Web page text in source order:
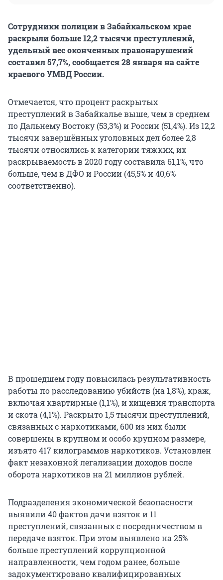
Сотрудники полиции в Забайкальском крае
раскрыли больше 12,2 тысячи преступлений,
удельный вес оконченных правонарушений
составил 57,7%, сообщается 28 января на сайте
краевого УМВД России.
Отмечается, что процент раскрытых
преступлений в Забайкалье выше, чем в среднем
по Дальнему Востоку (53,3%) и России (51,4%). Из 12,2
тысячи завершённых уголовных дел более 2,8
тысячи относились к категории тяжких, их
раскрываемость в 2020 году составила 61,1%, что
больше, чем в ДФО и России (45,5% и 40,6%
соответственно).
В прошедшем году повысилась результативность
работы по расследованию убийств (на 1,8%), краж,
включая квартирные (1,1%), и хищения транспорта
и скота (4,1%). Раскрыто 1,5 тысячи преступлений,
связанных с наркотиками, 600 из них были
совершены в крупном и особо крупном размере,
изъято 417 килограммов наркотиков. Установлен
факт незаконной легализации доходов после
оборота наркотиков на 21 миллион рублей.
Подразделения экономической безопасности
выявили 40 фактов дачи взяток и 11
преступлений, связанных с посредничеством в
передаче взяток. При этом выявлено на 25%
больше преступлений коррупционной
направленности, чем годом ранее, больше
задокументировано квалифицированных